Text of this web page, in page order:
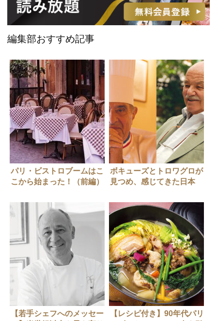
編集部おすすめ記事
パリ・ビストロブームはこ
こから始まった！（前編）
ボキューズとトロワグロが
見つめ、感じてきた日本
【若手シェフへのメッセー
【レシピ付き】90年代パリ